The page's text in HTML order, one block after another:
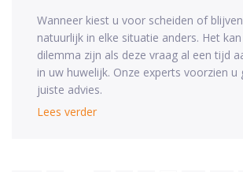
Wanneer kiest u voor scheiden of
natuurlijk in elke situatie anders. Het
dilemma zijn als deze vraag al een tijd
in uw huwelijk. Onze experts voorzien u
juiste advies.
Lees verder